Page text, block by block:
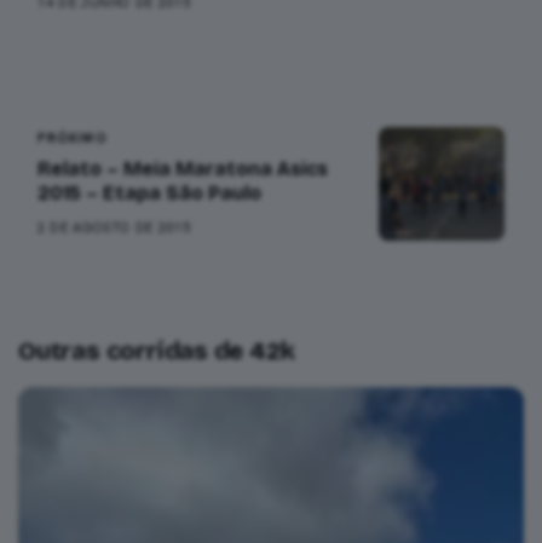
PRÓXIMO
Relato – Meia Maratona Asics
2015 – Etapa São Paulo
2 DE AGOSTO DE 2015
Outras corridas de 42k